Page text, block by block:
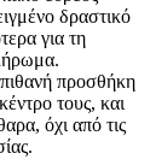
δραστικό
για τη
προσθήκη
τους, και
όχι από τις